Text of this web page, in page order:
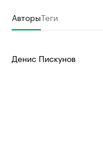
АвторыТеги
Денис Пискунов